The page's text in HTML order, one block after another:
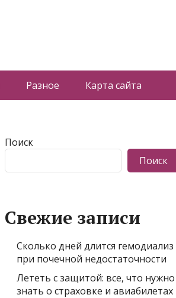
Разное Карта сайта
Поиск
Поиск
Свежие записи
Сколько дней длится гемодиализ
при почечной недостаточности
Лететь с защитой: все, что нужно
знать о страховке и авиабилетах